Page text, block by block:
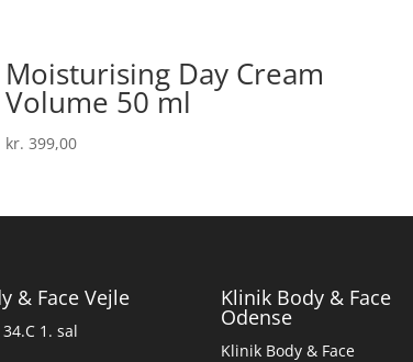
Moisturising Day Cream
Volume 50 ml
kr. 399,00
& Face Vejle
1. sal
Klinik Body & Face
Odense
Klinik Body & Face